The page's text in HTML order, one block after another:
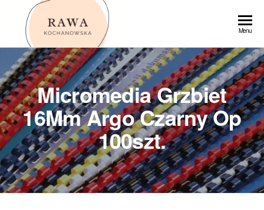
Przejdź
Menu
Micromedia Grzbiet
16Mm Argo Czarny Op
100szt.